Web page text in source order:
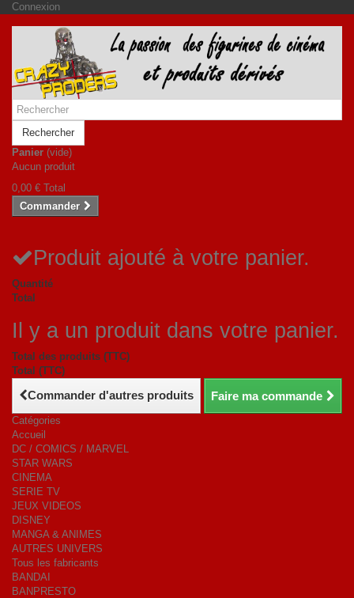
Connexion
Rechercher
Panier (vide)
Aucun produit
0,00 € Total
Commander
Produit ajouté à votre panier.
Quantité
Total
Il y a un produit dans votre panier.
Total des produits (TTC)
Total (TTC)
Commander d'autres produits Faire ma commande
Catégories
Accueil
DC / COMICS / MARVEL
STAR WARS
CINEMA
SERIE TV
JEUX VIDEOS
DISNEY
MANGA & ANIMES
AUTRES UNIVERS
Tous les fabricants
BANDAI
BANPRESTO